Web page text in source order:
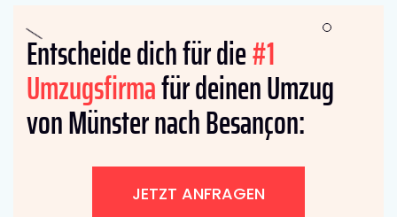
Entscheide dich für die#1
Umzugsfirmafür deinen Umzug
von Münster nach Besançon:
JETZT ANFRAGEN